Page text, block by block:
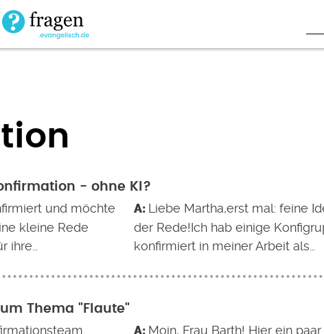
- ohne KI?
und möchte
kleine Rede
ihre…
Liebe Martha,erst mal: feine
der Rede!Ich hab einige
konfirmiert in meiner Arbeit als…
Thema "Flaute"
Moin, Frau Barth! Hier ein